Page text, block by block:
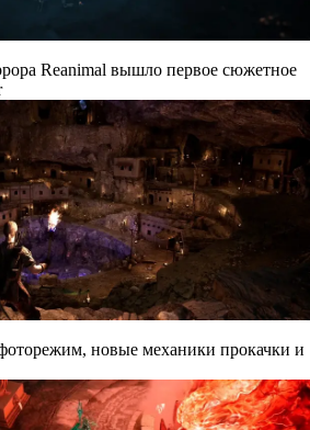
Reanimal вышло первое сюжетное
новые механики прокачки и